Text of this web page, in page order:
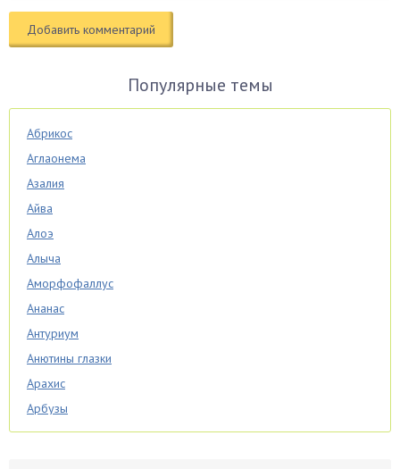
Популярные темы
Абрикос
Аглаонема
Азалия
Айва
Алоэ
Алыча
Аморфофаллус
Ананас
Антуриум
Анютины глазки
Арахис
Арбузы
Аспарагус